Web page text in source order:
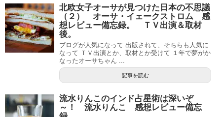
北欧女子オーサが見つけた日本の不思議
（２） オーサ・イェークストロム 感
想レビュー備忘録。 ＴＶ出演＆取材
後。
ブログが人気になって 出版されて、そちらも人気に
なって ＴＶ出演とか、取材とか受けて １年で夢がか
なったオーサちゃん ...
記事を読む
流水りんこのインド占星術は深いぞ
～！ 流水りんこ 感想レビュー備忘